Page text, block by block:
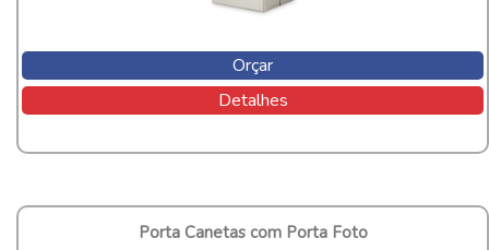
Orçar
Detalhes
Porta Canetas com Porta Foto